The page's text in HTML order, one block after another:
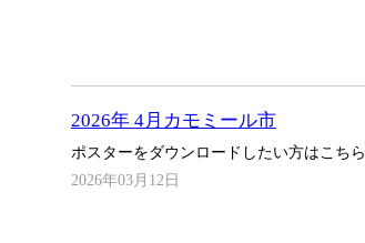
2026年 4月カモミール市
ポスターをダウンロードしたい方はこちら
2026年03月12日